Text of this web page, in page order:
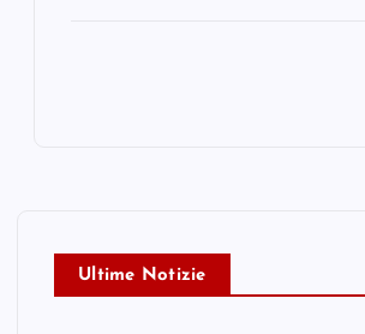
Ultime Notizie